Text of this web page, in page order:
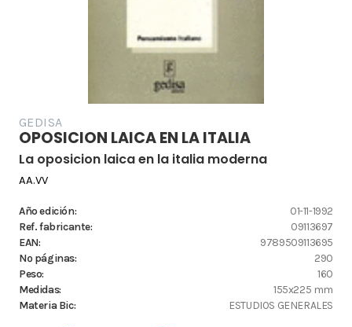
GEDISA
OPOSICION LAICA EN LA ITALIA
La oposicion laica en la italia moderna
AA.VV
Año edición:
01-11-1992
Ref. fabricante:
09113697
EAN:
9789509113695
Nº páginas:
290
Peso:
160
Medidas:
155x225 mm
Materia Bic:
ESTUDIOS GENERALES